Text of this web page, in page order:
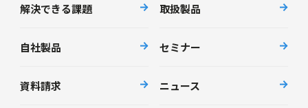
解決できる課題 取扱製品
自社製品 セミナー
資料請求 ニュース